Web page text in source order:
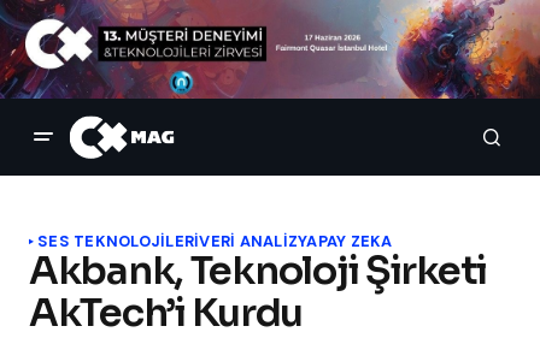
SES TEKNOLOJILERIVERI ANALIZYAPAY ZEKA
Akbank, Teknoloji Şirketi
AkTech’i Kurdu